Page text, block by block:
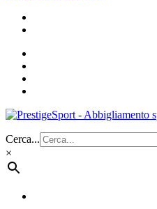
Cerca...
×